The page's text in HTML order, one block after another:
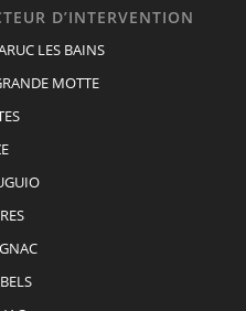
D’INTERVENTION
LES BAINS
MOTTE